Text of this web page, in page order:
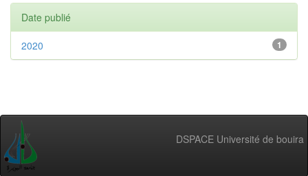
Date publié
1
2020
DSPACE Université de bouira